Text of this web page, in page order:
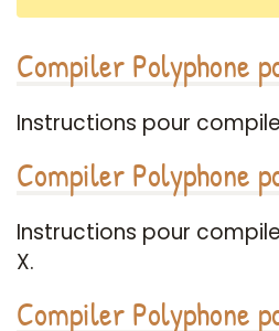
Compiler Polyphone
Instructions pour
Compiler Polyphone
Instructions pour
X.
Compiler Polyphone